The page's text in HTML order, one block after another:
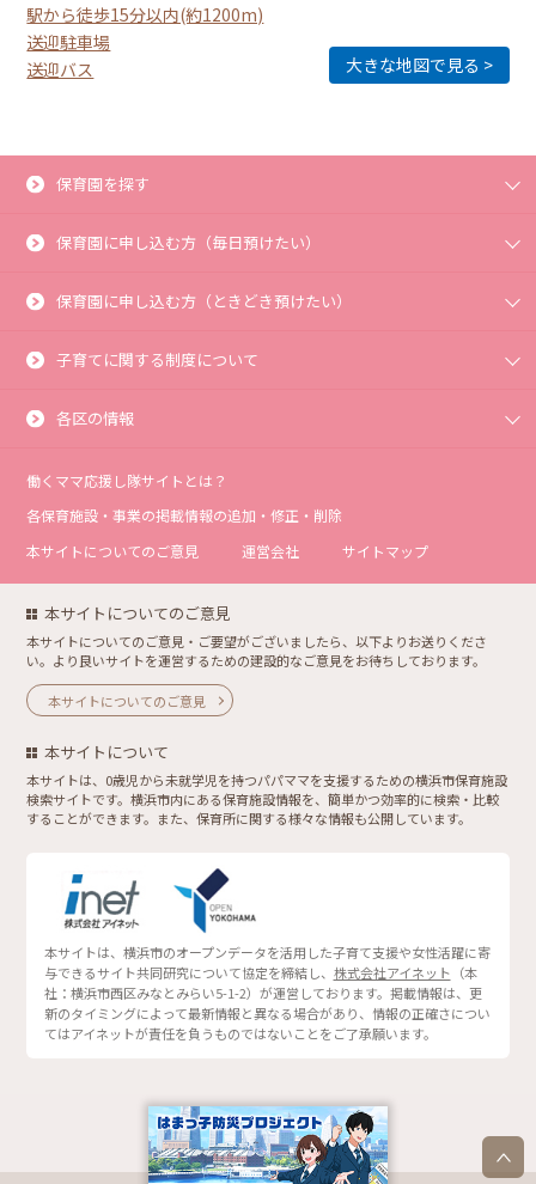
大きな地図で見る
駅から徒歩15分以内(約1200m)
送迎駐車場
送迎バス
保育園を探す
保育園に申し込む方（毎日預けたい）
保育園に申し込む方（ときどき預けたい）
子育てに関する制度について
各区の情報
働くママ応援し隊サイトとは？
各保育施設・事業の掲載情報の追加・修正・削除
本サイトについてのご意見
運営会社 サイトマップ
本サイトについてのご意見
本サイトについてのご意見・ご要望がございましたら、以下よりお送りくださ
い。より良いサイトを運営するための建設的なご意見をお待ちしております。
本サイトについてのご意見
本サイトについて
本サイトは、0歳児から未就学児を持つパパママを支援するための横浜市保育施設
検索サイトです。横浜市内にある保育施設情報を、簡単かつ効率的に検索・比較
することができます。また、保育所に関する様々な情報も公開しています。
本サイトは、横浜市のオープンデータを活用した子育て支援や女性活躍に寄
与できるサイト共同研究について協定を締結し、 株式会社アイネット （本
社：横浜市西区みなとみらい5-1-2）が運営しております。掲載情報は、更
新のタイミングによって最新情報と異なる場合があり、情報の正確さについ
てはアイネットが責任を負うものではないことをご了承願います。